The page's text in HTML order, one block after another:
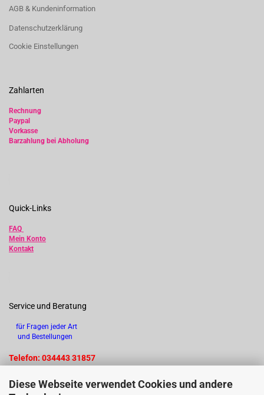
Diese Webseite verwendet Cookies und andere
AGB & Kundeninformation
Datenschutzerklärung
Cookie Einstellungen
Zahlarten
Rechnung
Paypal
Vorkasse
Barzahlung bei Abholung
Quick-Links
FAQ
Mein Konto
Kontakt
Service und Beratung
für Fragen jeder Art
und Bestellungen
Telefon: 034443 31857